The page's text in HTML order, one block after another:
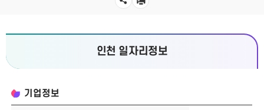
인천 일자리정보
기업정보